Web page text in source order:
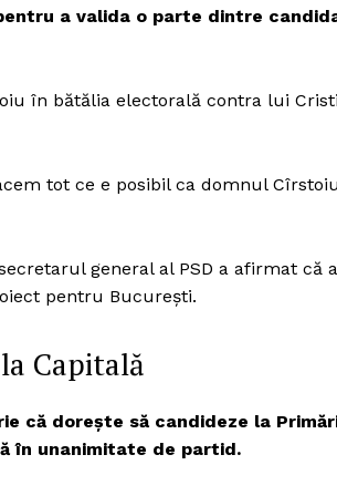
a valida o parte dintre
în bătălia electorală contra lui
tot ce e posibil ca domnul
general al PSD a afirmat că
pentru București.
Capitală
că dorește să candideze la
în unanimitate de partid.